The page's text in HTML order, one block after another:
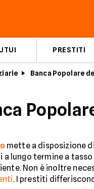
PRESTITI
Banca Popolare
mette a disposizione
a lungo termine a
Non è inoltre
. I prestiti